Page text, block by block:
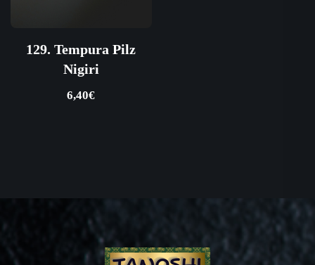
129. Tempura Pilz
Nigiri
6,40€